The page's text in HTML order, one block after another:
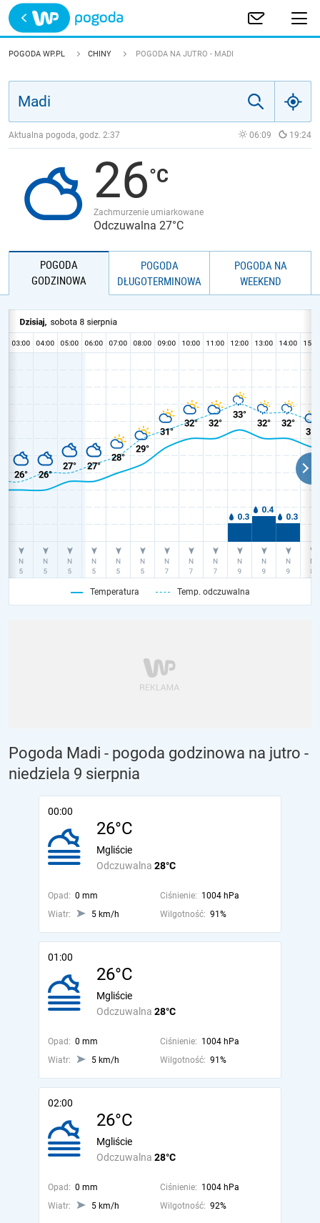
Trwa ładowanie
POLSKA
JAKOŚĆ POWIETRZA
POGODA WP.PL CHINY POGODA NA JUTRO - MADI
Aktualna pogoda, godz. 2:37 06:09 19:24
26
Zachmurzenie umiarkowane
Odczuwalna 27°C
POGODA
GODZINOWA
POGODA
DŁUGOTERMINOWA
POGODA NA
WEEKEND
Temperatura Temp. odczuwalna
Pogoda Madi - pogoda godzinowa na jutro -
niedziela 9 sierpnia
00:00
26°C
Odczuwalna 28°C
Mgliście
Opad: 0 mm Ciśnienie: 1004 hPa
Wiatr:
5 km/h Wilgotność: 91%
01:00
26°C
Odczuwalna 28°C
Mgliście
Opad: 0 mm Ciśnienie: 1004 hPa
Wiatr:
5 km/h Wilgotność: 91%
02:00
26°C
Odczuwalna 28°C
Mgliście
Opad: 0 mm Ciśnienie: 1004 hPa
Wiatr:
5 km/h Wilgotność: 92%